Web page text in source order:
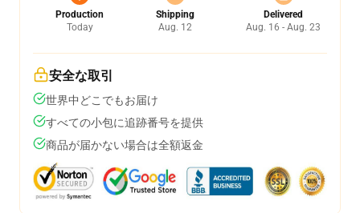
Production
Today
Shipping
Aug. 12
Delivered
Aug. 16 - Aug. 23
安全な取引
世界中どこでもお届け
すべての小包に追跡番号を提供
商品が届かない場合は全額返金